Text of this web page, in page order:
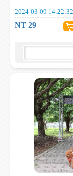
2024-03-09 14:22:32
NT 29